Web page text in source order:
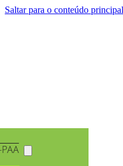
Saltar para o conteúdo principal